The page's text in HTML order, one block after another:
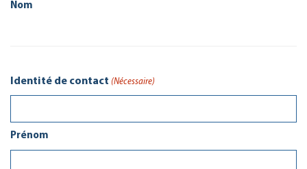
Nom
Identité de contact (Nécessaire)
Prénom